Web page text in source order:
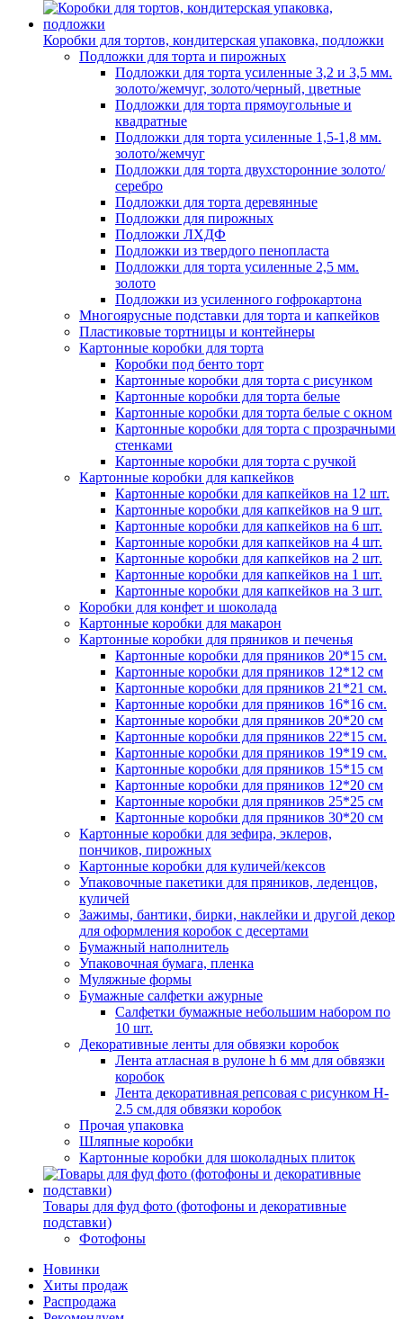
Коробки для тортов, кондитерская упаковка, подложки
Подложки для торта и пирожных
Подложки для торта усиленные 3,2 и 3,5 мм.
золото/жемчуг, золото/черный, цветные
Подложки для торта прямоугольные и
квадратные
Подложки для торта усиленные 1,5-1,8 мм.
золото/жемчуг
Подложки для торта двухсторонние золото/
серебро
Подложки для торта деревянные
Подложки для пирожных
Подложки ЛХДФ
Подложки из твердого пенопласта
Подложки для торта усиленные 2,5 мм.
золото
Подложки из усиленного гофрокартона
Многоярусные подставки для торта и капкейков
Пластиковые тортницы и контейнеры
Картонные коробки для торта
Коробки под бенто торт
Картонные коробки для торта с рисунком
Картонные коробки для торта белые
Картонные коробки для торта белые с окном
Картонные коробки для торта с прозрачными
стенками
Картонные коробки для торта с ручкой
Картонные коробки для капкейков
Картонные коробки для капкейков на 12 шт.
Картонные коробки для капкейков на 9 шт.
Картонные коробки для капкейков на 6 шт.
Картонные коробки для капкейков на 4 шт.
Картонные коробки для капкейков на 2 шт.
Картонные коробки для капкейков на 1 шт.
Картонные коробки для капкейков на 3 шт.
Коробки для конфет и шоколада
Картонные коробки для макарон
Картонные коробки для пряников и печенья
Картонные коробки для пряников 20*15 см.
Картонные коробки для пряников 12*12 см
Картонные коробки для пряников 21*21 см.
Картонные коробки для пряников 16*16 см.
Картонные коробки для пряников 20*20 см
Картонные коробки для пряников 22*15 см.
Картонные коробки для пряников 19*19 см.
Картонные коробки для пряников 15*15 см
Картонные коробки для пряников 12*20 см
Картонные коробки для пряников 25*25 см
Картонные коробки для пряников 30*20 см
Картонные коробки для зефира, эклеров,
пончиков, пирожных
Картонные коробки для куличей/кексов
Упаковочные пакетики для пряников, леденцов,
куличей
Зажимы, бантики, бирки, наклейки и другой декор
для оформления коробок с десертами
Бумажный наполнитель
Упаковочная бумага, пленка
Муляжные формы
Бумажные салфетки ажурные
Салфетки бумажные небольшим набором по
10 шт.
Декоративные ленты для обвязки коробок
Лента атласная в рулоне h 6 мм для обвязки
коробок
Лента декоративная репсовая с рисунком H-
2.5 см.для обвязки коробок
Прочая упаковка
Шляпные коробки
Картонные коробки для шоколадных плиток
Товары для фуд фото (фотофоны и декоративные
подставки)
Фотофоны
Новинки
Хиты продаж
Распродажа